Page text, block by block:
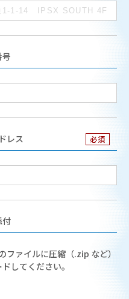
号
レス
付
ファイルに圧縮（.zip など）
してください。